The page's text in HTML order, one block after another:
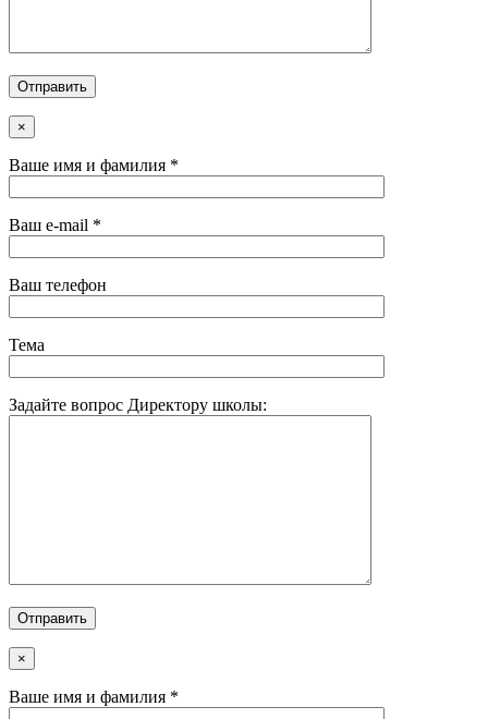
×
Ваше имя и фамилия *
Ваш e-mail *
Ваш телефон
Тема
Задайте вопрос Директору школы:
×
Ваше имя и фамилия *